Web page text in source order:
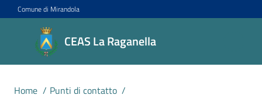
Vai al contenuto
Vai alla navigazione
Vai al footer
Comune di Mirandola
CEAS La Raganella
CEAS La
Raganella
Educazione
Home / Punti di contatto /